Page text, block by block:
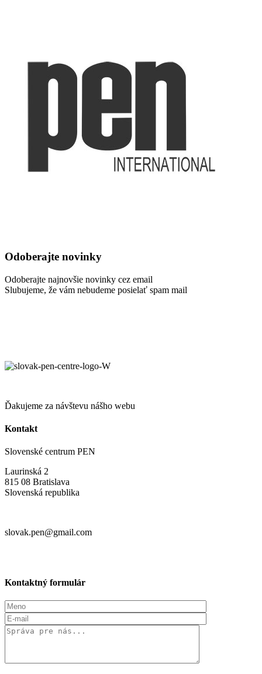
Odoberajte novinky
Odoberajte najnovšie novinky cez email
Slubujeme, že vám nebudeme posielať spam mail
Ďakujeme za návštevu nášho webu
Kontakt
Slovenské centrum PEN
Laurinská 2
815 08 Bratislava
Slovenská republika
slovak.pen@gmail.com
Kontaktný formulár